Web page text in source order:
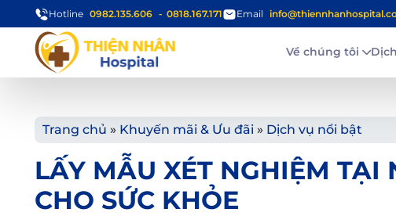
Hotline 0982.135.606 0818.167.171 Email
Về chúng tôi
Trang chủ » Khuyến mãi & Ưu đãi » Dịch vụ nổi bật
LẤY MẪU XÉT NGHIỆM TẠI
CHO SỨC KHỎE